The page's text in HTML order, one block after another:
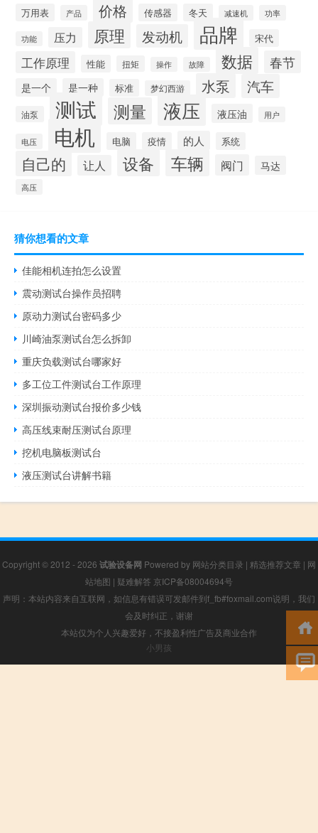
万用表 产品 价格 传感器 冬天 减速机 功率
功能 压力 原理 发动机 品牌 宋代
工作原理 性能 扭矩 操作 故障 数据 春节
是一个 是一种 标准 梦幻西游 水泵 汽车
油泵 测试 测量 液压 液压油 用户
电压 电机 电脑 疫情 的人 系统
自己的 让人 设备 车辆 阀门 马达
高压
猜你想看的文章
佳能相机连拍怎么设置
震动测试台操作员招聘
原动力测试台密码多少
川崎油泵测试台怎么拆卸
重庆负载测试台哪家好
多工位工件测试台工作原理
深圳振动测试台报价多少钱
高压线束耐压测试台原理
挖机电脑板测试台
液压测试台讲解书籍
Copyright © 2012 - 2026 试验设备网 Powered by 网站分类目录 | 精选推荐文章 | 网
站地图 | 疑难解答 京ICP备08004694号
声明：本站内容来自互联网，如信息有错误可发邮件到f_fb#foxmail.com说明，我们
会及时纠正，谢谢
本站仅为个人兴趣爱好，不接盈利性广告及商业合作
小男孩